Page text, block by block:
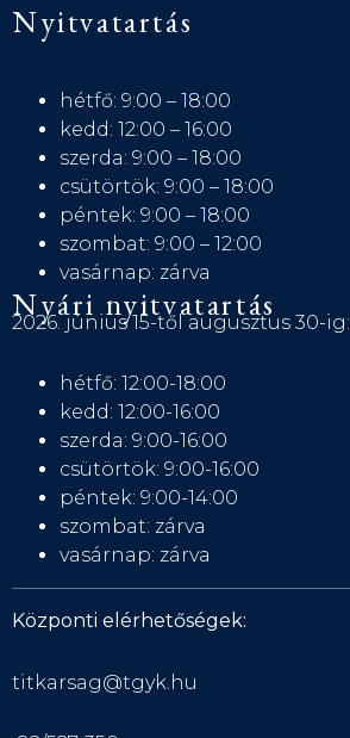
Nyitvatartás
hétfő: 9:00 – 18:00
kedd: 12:00 – 16:00
szerda: 9:00 – 18:00
csütörtök: 9:00 – 18:00
péntek: 9:00 – 18:00
szombat: 9:00 – 12:00
vasárnap: zárva
Nyári nyitvatartás
2026. június 15-től augusztus 30-ig:
hétfő: 12:00-18:00
kedd: 12:00-16:00
szerda: 9:00-16:00
csütörtök: 9:00-16:00
péntek: 9:00-14:00
szombat: zárva
vasárnap: zárva
Központi elérhetőségek:
titkarsag@tgyk.hu